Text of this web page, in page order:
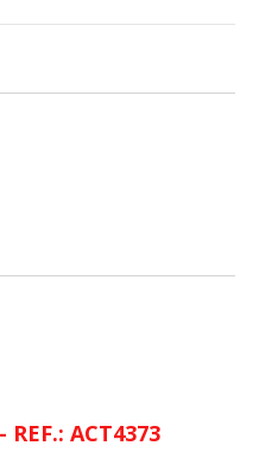
REF.: ACT4373